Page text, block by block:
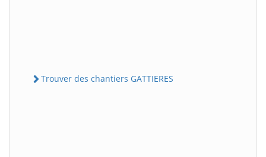
Trouver des chantiers GATTIERES